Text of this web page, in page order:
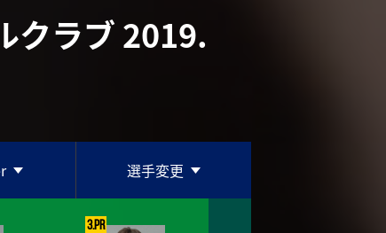
クラブ2019.
選手変更
3.PR